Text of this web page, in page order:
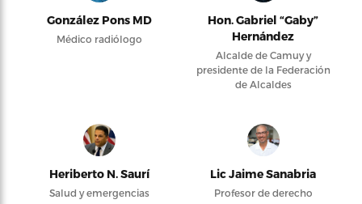
González Pons MD
Médico radiólogo
Hon. Gabriel “Gaby”
Hernández
Alcalde de Camuy y
presidente de la Federación
de Alcaldes
Heriberto N. Saurí
Salud y emergencias
Lic Jaime Sanabria
Profesor de derecho